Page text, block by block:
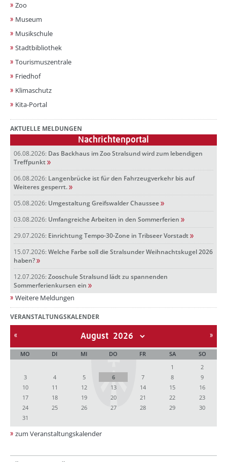
Zoo
Museum
Musikschule
Stadtbibliothek
Tourismuszentrale
Friedhof
Klimaschutz
Kita-Portal
AKTUELLE MELDUNGEN
Nachrichtenportal
06.08.2026: Das Backhaus im Zoo Stralsund wird zum lebendigen
Treffpunkt
06.08.2026: Langenbrücke ist für den Fahrzeugverkehr bis auf
Weiteres gesperrt.
05.08.2026: Umgestaltung Greifswalder Chaussee
03.08.2026: Umfangreiche Arbeiten in den Sommerferien
29.07.2026: Einrichtung Tempo-30-Zone in Tribseer Vorstadt
15.07.2026: Welche Farbe soll die Stralsunder Weihnachtskugel 2026
haben?
12.07.2026: Zooschule Stralsund lädt zu spannenden
Sommerferienkursen ein
Weitere Meldungen
VERANSTALTUNGSKALENDER
August
MO DI MI DO FR SA
SO
1
2
3
4 5 6 7 8
9
10
11 12 13 14 15
16
17
18 19 20 21 22
23
24
25 26 27 28 29
30
31
zum Veranstaltungskalender